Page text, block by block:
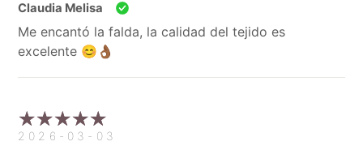
Claudia Melisa
Me encantó la falda, la calidad del tejido es
excelente 😊👌🏾
2026-03-03